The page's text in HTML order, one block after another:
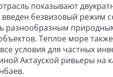
показывают
введен безвизовый режим
разнообразным
Теплое море
условия для частных
Актауской ривьеры на